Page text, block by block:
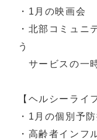
・1月の映画会
・北部コミュニ
う
サービスの一
【ヘルシーライ
・1月の個別予
・高齢者インフ